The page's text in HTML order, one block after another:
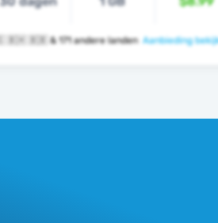
🇧🇸 🇧🇭 🇧🇧 & 171 andere landen Aanbieding